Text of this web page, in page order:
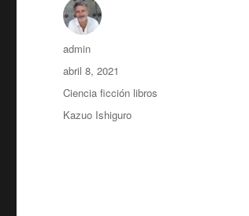
Autor
admin
Publicado
el
abril 8, 2021
Categorías
Ciencia ficción libros
Etiquetas
Kazuo Ishiguro